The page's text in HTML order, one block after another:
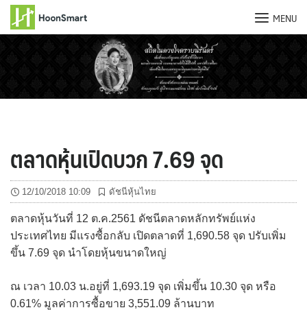
MENU
ตลาดหุ้นเปิดบวก 7.69 จุด
12/10/2018 10:09 ดัชนีหุ้นไทย
ตลาดหุ้นวันที่ 12 ต.ค.2561 ดัชนีตลาดหลักทรัพย์แห่ง
ประเทศไทย มีแรงซื้อกลับ เปิดตลาดที่ 1,690.58 จุด ปรับเพิ่ม
ขึ้น 7.69 จุด นำโดยหุ้นขนาดใหญ่
ณ เวลา 10.03 น.อยู่ที่ 1,693.19 จุด เพิ่มขึ้น 10.30 จุด หรือ
0.61% มูลค่าการซื้อขาย 3,551.09 ล้านบาท